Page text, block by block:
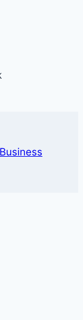
Business